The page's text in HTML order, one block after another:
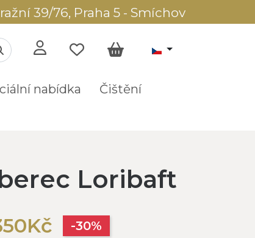
39/76, Praha 5 - Smíchov
nabídka
Čištění
Loribaft
-30%